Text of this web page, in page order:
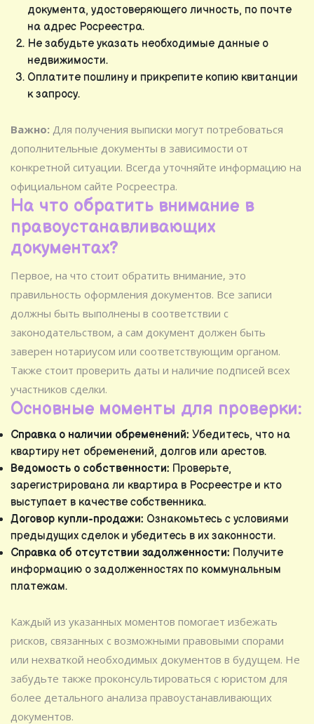
документа, удостоверяющего личность, по почте
на адрес Росреестра.
Не забудьте указать необходимые данные о
недвижимости.
Оплатите пошлину и прикрепите копию квитанции
к запросу.
Важно: Для получения выписки могут потребоваться
дополнительные документы в зависимости от
конкретной ситуации. Всегда уточняйте информацию на
официальном сайте Росреестра.
На что обратить внимание в
правоустанавливающих
документах?
Первое, на что стоит обратить внимание, это
правильность оформления документов. Все записи
должны быть выполнены в соответствии с
законодательством, а сам документ должен быть
заверен нотариусом или соответствующим органом.
Также стоит проверить даты и наличие подписей всех
участников сделки.
Основные моменты для проверки:
Справка о наличии обременений: Убедитесь, что на
квартиру нет обременений, долгов или арестов.
Ведомость о собственности: Проверьте,
зарегистрирована ли квартира в Росреестре и кто
выступает в качестве собственника.
Договор купли-продажи: Ознакомьтесь с условиями
предыдущих сделок и убедитесь в их законности.
Справка об отсутствии задолженности: Получите
информацию о задолженностях по коммунальным
платежам.
Каждый из указанных моментов помогает избежать
рисков, связанных с возможными правовыми спорами
или нехваткой необходимых документов в будущем. Не
забудьте также проконсультироваться с юристом для
более детального анализа правоустанавливающих
документов.